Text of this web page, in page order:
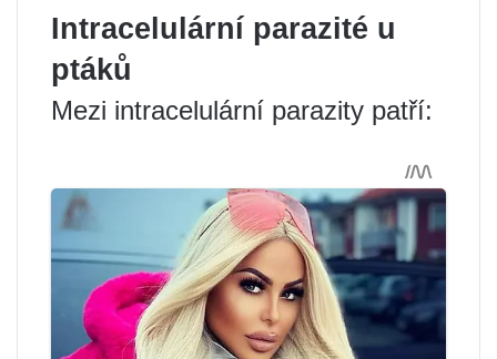
Intracelulární parazité u
ptáků
Mezi intracelulární parazity patří: